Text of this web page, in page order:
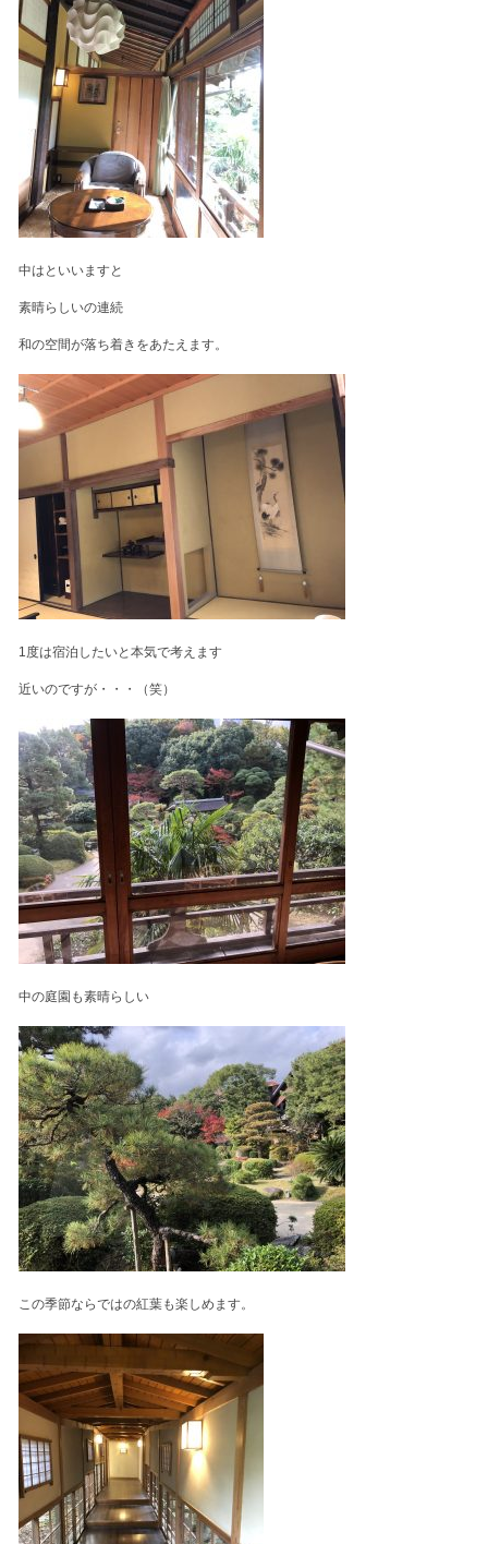
中はといいますと
素晴らしいの連続
和の空間が落ち着きをあたえます。
1度は宿泊したいと本気で考えます
近いのですが・・・（笑）
中の庭園も素晴らしい
この季節ならではの紅葉も楽しめます。